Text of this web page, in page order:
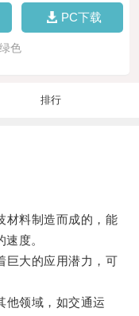
PC下载
色
排行
料制造而成的，能
度。
大的应用潜力，可
领域，如交通运